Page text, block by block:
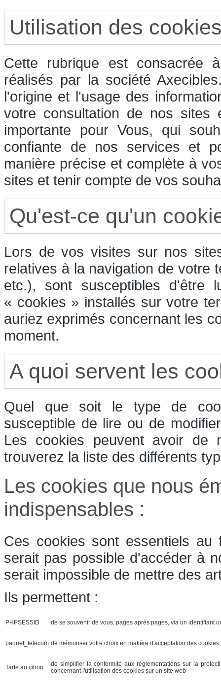
Utilisation des
Cette rubrique est consacrée
réalisés par la société
l'origine et l'usage des
votre consultation de nos
importante pour Vous, qui
confiante de nos services et
manière précise et complète à
sites et tenir compte de vos
Qu'est-ce qu'un
Lors de vos visites sur nos
relatives à la navigation de votre
etc.), sont susceptibles d'être
« cookies » installés sur votre
auriez exprimés concernant les
moment.
A quoi servent les
Quel que soit le type de
susceptible de lire ou de
Les cookies peuvent avoir de
trouverez la liste des différents
Les cookies que nous
indispensables :
Ces cookies sont essentiels
serait pas possible d'accéder à
serait impossible de mettre des
Ils permettent :
PHPSESSID de se souvenir de vous, pages après pages, via un identifiant
paquet_telecom de mémoriser votre choix en matière d'acceptation des
Tarte au citron
de simplifier la conformité aux réglementations sur la
concernant l'utilisation des cookies sur un site web